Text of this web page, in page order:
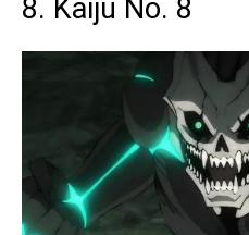
8. Kaiju No. 8